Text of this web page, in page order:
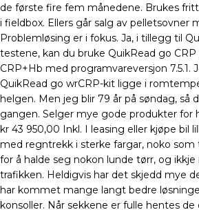
de første fire fem månedene. Brukes
i fieldbox. Ellers går salg av pelletsovner
Problemløsing er i fokus. Ja, i tillegg til
testene, kan du bruke QuikRead go
CRP+Hb med programvareversjon 7.5.1.
QuikRead go wrCRP-kit ligge i
helgen. Men jeg blir 79 år på søndag, så
gangen. Selger mye gode produkter for
kr 43 950,00 Inkl. I leasing eller kjøpe bil
med regntrekk i sterke fargar, noko som
for å halde seg nokon lunde tørr, og
trafikken. Heldigvis har det skjedd mye
har kommet mange langt bedre
konsoller. Når sekkene er fulle hentes